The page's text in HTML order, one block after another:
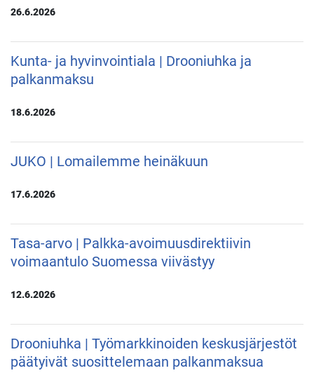
26.6.2026
Kunta- ja hyvinvointiala | Drooniuhka ja
palkanmaksu
18.6.2026
JUKO | Lomailemme heinäkuun
17.6.2026
Tasa-arvo | Palkka-avoimuusdirektiivin
voimaantulo Suomessa viivästyy
12.6.2026
Drooniuhka | Työmarkkinoiden keskusjärjestöt
päätyivät suosittelemaan palkanmaksua